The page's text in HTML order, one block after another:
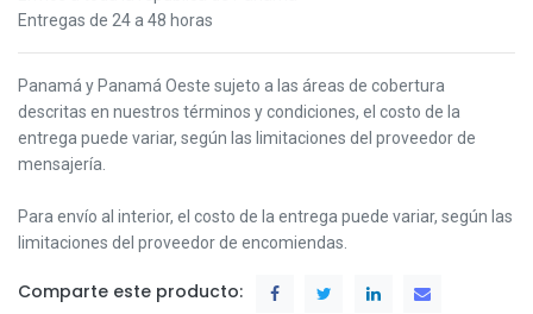
Entregas de 24 a 48 horas
Panamá y Panamá Oeste sujeto a las áreas de cobertura
descritas en nuestros términos y condiciones, el costo de la
entrega puede variar, según las limitaciones del proveedor de
mensajería.
Para envío al interior, el costo de la entrega puede variar, según las
limitaciones del proveedor de encomiendas.
Comparte este producto: